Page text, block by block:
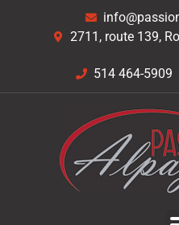
2711, route 139,
514 464-5909